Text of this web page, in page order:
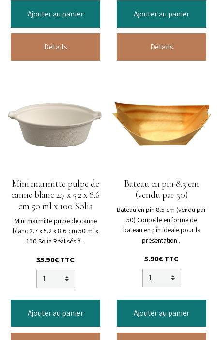
Ajouter au panier
Détails
Ajouter au panier
Détails
Mini marmitte pulpe de
canne blanc 2.7 x 5.2 x 8.6
cm 50 ml x 100 Solia
Mini marmitte pulpe de canne
blanc 2.7 x 5.2 x 8.6 cm 50 ml x
100 Solia Réalisés à...
35.90€ TTC
Ajouter au panier
Bateau en pin 8.5 cm
(vendu par 50)
Bateau en pin 8.5 cm (vendu par
50) Coupelle en forme de
bateau en pin idéale pour la
présentation...
5.90€ TTC
Ajouter au panier